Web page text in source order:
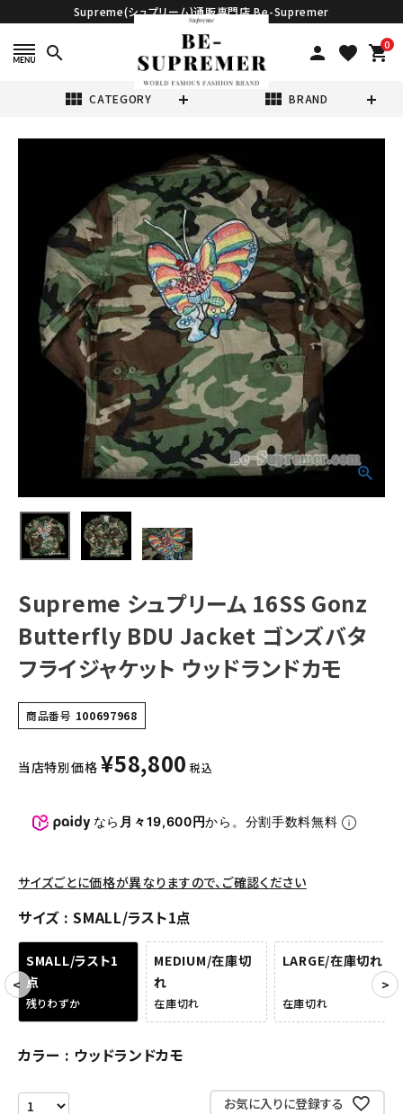
Supreme(シュプリーム)通販専門店 Be-Supremer
search person favorite 0
shopping_cart
view_module CATEGORY view_module BRAND
Supreme シュプ
リーム 16SS
Gonz Butterfly
BDU Jacket ゴ
(税込)
NEW ITEMS
CATEGORY
Tシャツ・ロングスリーブ
パーカー・トレーナー
ジャケット・アウター
キャップ・ハット
ニット帽・ビーニー
バックパック・リュック
スニーカー・ブーツ
パンツ・ショーツ
COLLABORATION BRAND
CONTENTS
ACCOUNT MENU
ようこそ ゲスト 様
meeting_room ログイン 会員登録
Supreme シュプリーム 16SS Gonz
Butterfly BDU Jacket ゴンズバタ
フライジャケット ウッドランドカモ
商品番号 100697968
当店特別価格 ¥58,800 税込
なら 月々19,600円から。分割手数料無料
サイズごとに価格が異なりますので、ご確認ください
サイズ SMALL/ラスト1点
SMALL/ラスト1
点
残りわずか
MEDIUM/在庫切
れ
在庫切れ
LARGE/在庫切れ
在庫切れ
カラー ウッドランドカモ
お気に入りに登録する